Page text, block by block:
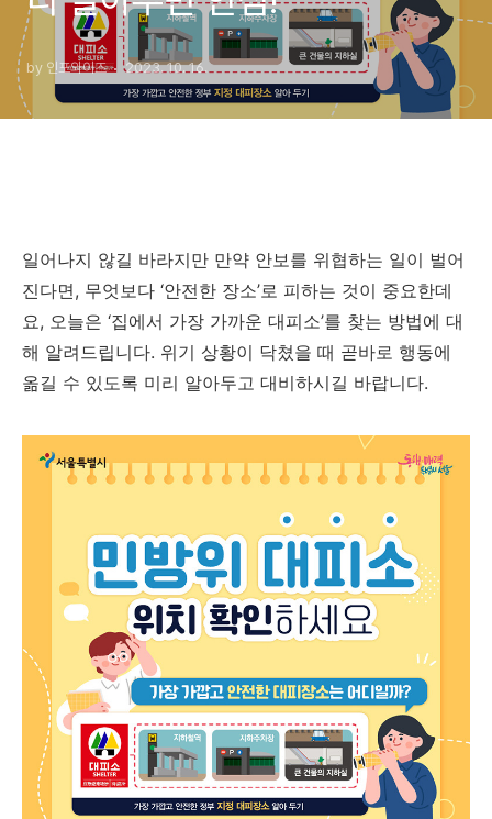
by 인포와이즈 2023. 10. 16.
일어나지 않길 바라지만 만약 안보를 위협하는 일이 벌어
진다면, 무엇보다 ‘안전한 장소’로 피하는 것이 중요한데
요, 오늘은 ‘집에서 가장 가까운 대피소’를 찾는 방법에 대
해 알려드립니다. 위기 상황이 닥쳤을 때 곧바로 행동에
옮길 수 있도록 미리 알아두고 대비하시길 바랍니다.